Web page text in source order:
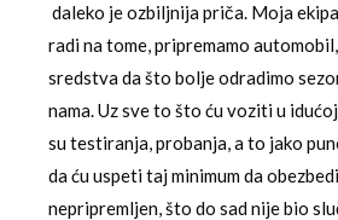
daleko je ozbiljnija priča. Moja
radi na tome, pripremamo
sredstva da što bolje odradimo
nama. Uz sve to što ću voziti u
su testiranja, probanja, a to jako
da ću uspeti taj minimum da
nepripremljen, što do sad nije bio